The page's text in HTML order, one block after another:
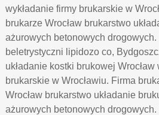
wykładanie firmy brukarskie w
brukarze Wrocław brukarstwo
ażurowych betonowych drogowych.
beletrystyczni lipidozo co,
układanie kostki brukowej Wrocław
brukarskie w Wrocławiu. Firma
Wrocław brukarstwo układanie
ażurowych betonowych